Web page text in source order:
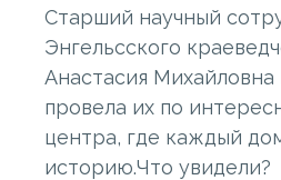
Старший научный
Энгельсского
Анастасия
провела их по
центра, где каждый
историю.Что увидели?